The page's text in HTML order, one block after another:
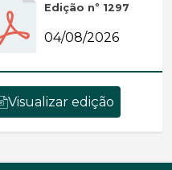
Edição nº 1297
04/08/2026
Visualizar edição